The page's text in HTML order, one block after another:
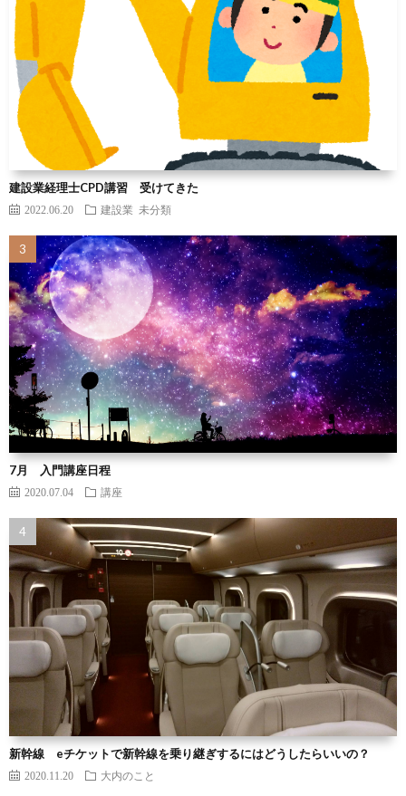
建設業経理士CPD講習 受けてきた
2022.06.20 建設業 未分類
7月 入門講座日程
2020.07.04 講座
新幹線 eチケットで新幹線を乗り継ぎするにはどうしたらいいの？
2020.11.20 大内のこと